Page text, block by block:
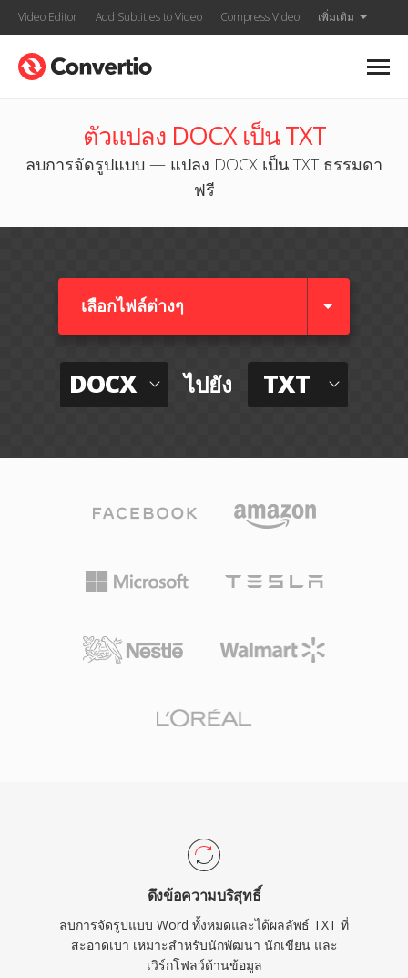
Video Editor Add Subtitles to Video Compress Video เพิ่มเติม
ตัวแปลง DOCX เป็น TXT
ลบการจัดรูปแบบ — แปลง DOCX เป็น TXT ธรรมดา
ฟรี
เลือกไฟล์ต่างๆ​
DOCX ไปยัง TXT
ดึงข้อความบริสุทธิ์
ลบการจัดรูปแบบ Word ทั้งหมดและได้ผลลัพธ์ TXT ที่
สะอาดเบา เหมาะสำหรับนักพัฒนา นักเขียน และ
เวิร์กโฟลว์ด้านข้อมูล